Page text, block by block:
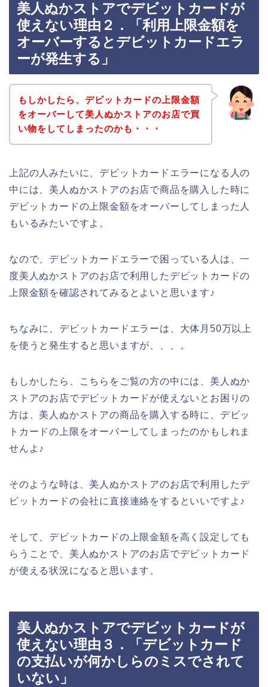
美人ぬかストアでデビットカードが
使えない理由２．「利用上限金額を
オーバーするとデビットカードエラ
ーが発生する」
もしかしたら、デビットカードの上限金額
をオーバーして美人ぬかストアのお店で買
い物をしてしまったのかも・・・
上記の人みたいに、デビットカードエラーになる人の
中には、美人ぬかストアのお店で商品を購入した時に
デビットカードの上限金額をオーバーしてしまった人
もいるみたいですよ。
なので、デビットカードエラーで困っている人は、一
度美人ぬかストアのお店で利用したデビットカードの
上限金額を確認されてみるとよいと思います♪
ちなみに、デビットカードエラーは、大体月50万以上
を使うと発生すると思いますが、、、。
もしかしたら、こちらをご覧の方の中には、美人ぬか
ストアのお店でデビットカードが使えないとお困りの
方は、美人ぬかストアの商品を購入する時に、デビッ
トカードの上限をオーバーしてしまったのかもしれま
せんよ♪
そのような時は、美人ぬかストアのお店で利用したデ
ビットカードの会社に直接連絡をするといいですよ♪
そして、デビットカードの上限金額を高く設定しても
らうことで、美人ぬかストアのお店でデビットカード
が使える状況になると思います。
美人ぬかストアでデビットカードが
使えない理由３．「デビットカード
の支払いが何かしらのミスでされて
いない」